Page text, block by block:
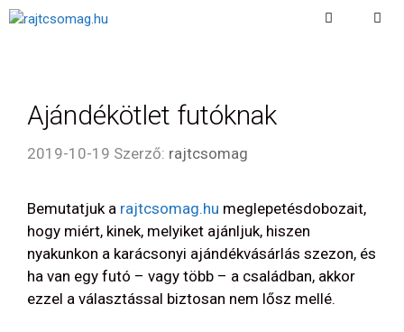
Kilépés
Ajándékötlet futóknak
2019-10-19 Szerző: rajtcsomag
Bemutatjuk a rajtcsomag.hu meglepetésdobozait,
hogy miért, kinek, melyiket ajánljuk, hiszen
nyakunkon a karácsonyi ajándékvásárlás szezon, és
ha van egy futó – vagy több – a családban, akkor
ezzel a választással biztosan nem lősz mellé.